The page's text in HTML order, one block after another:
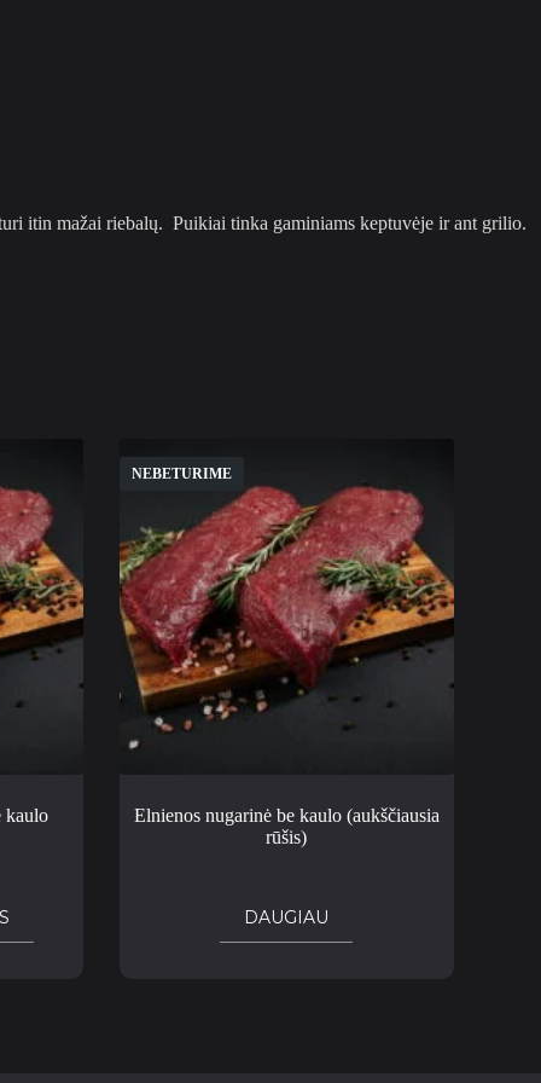
itin mažai riebalų. Puikiai tinka gaminiams keptuvėje ir ant grilio.
kaulo
NEBETURIME
Elnienos nugarinė be kaulo (aukščiausia
rūšis)
DAUGIAU